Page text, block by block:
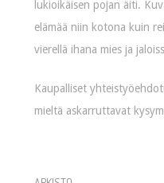
lukioikäisen pojan äiti.
elämää niin kotona kuin
vierellä ihana mies ja
Kaupalliset
mieltä askarruttavat